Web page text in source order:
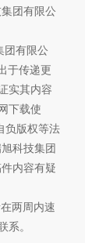
团有限公
有限公
于传递更
实其内容
下载使
负版权等法
科技集团
内容有疑
两周内速
。